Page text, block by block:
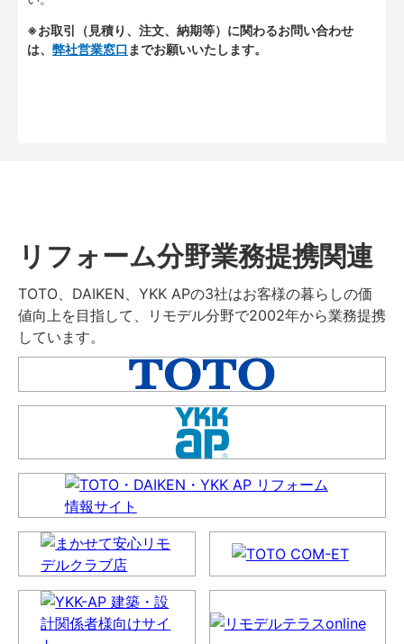
※お取引（見積り、注文、納期等）に関わるお問い合わせ
は、 弊社営業窓口 までお願いいたします。
リフォーム分野業務提携関連
TOTO、DAIKEN、YKK APの3社はお客様の暮らしの価
値向上を目指して、リモデル分野で2002年から業務提携
しています。